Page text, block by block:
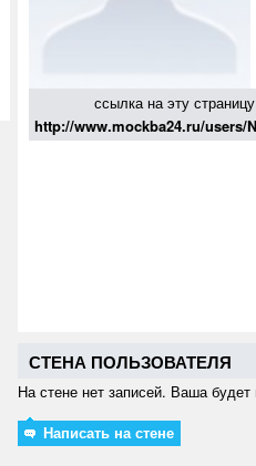
ссылка на эту
http://www.mockba24.ru/users/
СТЕНА ПОЛЬЗОВАТЕЛЯ
На стене нет записей. Ваша будет
Написать на стене